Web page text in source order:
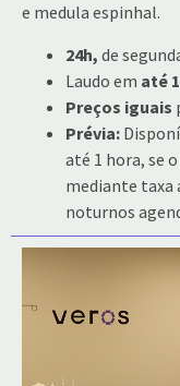
e medula espinhal.
24h, de
Laudo em até
Preços iguais
Prévia:
até 1 hora, se
mediante taxa
noturnos